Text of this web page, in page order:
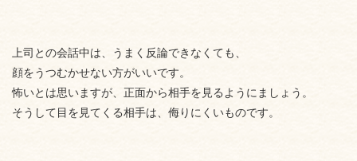
上司との会話中は、うまく反論できなくても、
顔をうつむかせない方がいいです。
怖いとは思いますが、正面から相手を見るようにましょう。
そうして目を見てくる相手は、侮りにくいものです。